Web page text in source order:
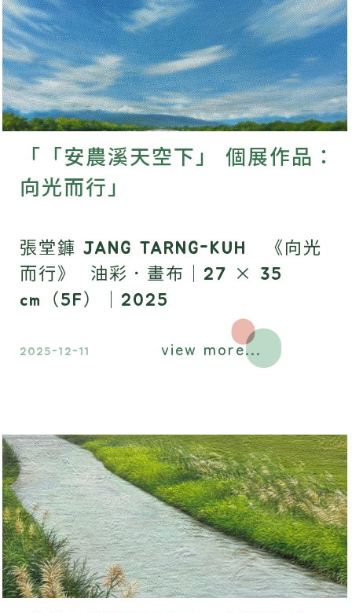
「「安農溪天空下」 個展作品：
向光而行」
張堂龲 JANG TARNG-KUH 《向光
而行》 油彩．畫布｜27 × 35
cm（5F）｜2025
2025-12-11 view more...